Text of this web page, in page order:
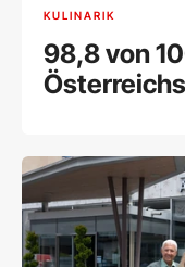
KULINARIK
98,8 von